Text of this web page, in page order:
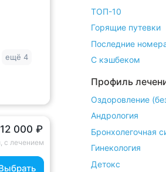
ещё 4
12 000 ₽
с лечением
ТОП-10
Горящие путевки
Последние
С кэшбеком
Профиль
Оздоровление
Андрология
Бронхолегочная
Гинекология
Детокс